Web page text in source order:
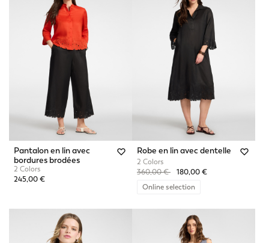
Pantalon en lin avec
bordures brodées
2 Colors
245,00 €
Robe en lin avec dentelle
2 Colors
Price reduced from
360,00 €to180,00 €
Online selection